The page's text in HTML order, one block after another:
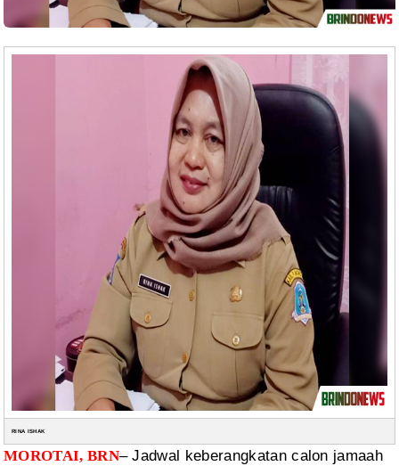
RINA ISHAK
MOROTAI, BRN– Jadwal keberangkatan calon jamaah